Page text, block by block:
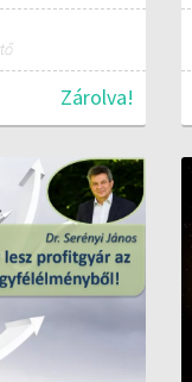
Zárolva!